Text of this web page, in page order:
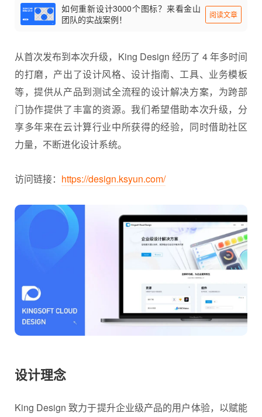
如何重新设计3000个图标？来看金山
团队的实战案例！
阅读文章
从首次发布到本次升级，King Design 经历了 4 年多时间
的打磨，产出了设计风格、设计指南、⼯具、业务模板
等，提供从产品到测试全流程的设计解决方案，为跨部
门协作提供了丰富的资源。我们希望借助本次升级，分
享多年来在云计算行业中所获得的经验，同时借助社区
力量，不断进化设计系统。
访问链接： https://design.ksyun.com/
设计理念
King Design 致力于提升企业级产品的用户体验，以赋能